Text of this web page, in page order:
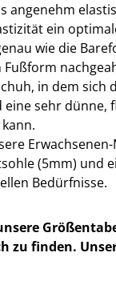
angenehm
ein
wie die
in dem sich
sehr dünne,
(5mm) und
Bedürfnisse.
zu finden.